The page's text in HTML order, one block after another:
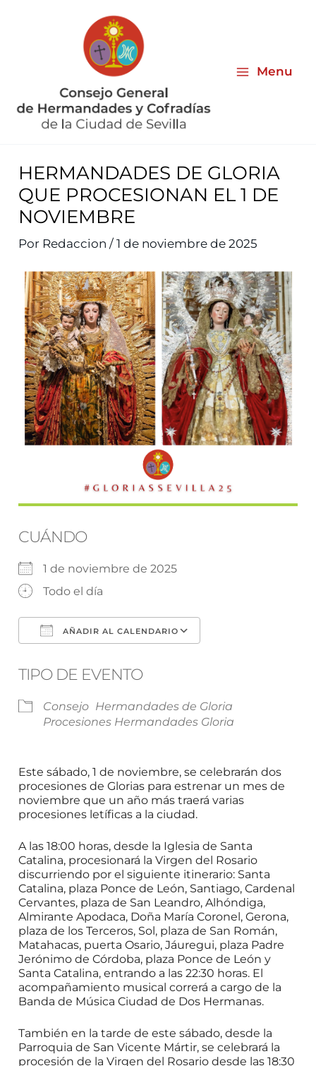
Menu
HERMANDADES DE GLORIA
QUE PROCESIONAN EL 1 DE
NOVIEMBRE
Por Redaccion/1 de noviembre de 2025
CUÁNDO
1 de noviembre de 2025
Todo el día
AÑADIR AL CALENDARIO
TIPO DE EVENTO
Consejo Hermandades de Gloria
Procesiones Hermandades Gloria
Este sábado, 1 de noviembre, se celebrarán dos
procesiones de Glorias para estrenar un mes de
noviembre que un año más traerá varias
procesiones letíficas a la ciudad.
A las 18:00 horas, desde la Iglesia de Santa
Catalina, procesionará la Virgen del Rosario
discurriendo por el siguiente itinerario: Santa
Catalina, plaza Ponce de León, Santiago, Cardenal
Cervantes, plaza de San Leandro, Alhóndiga,
Almirante Apodaca, Doña María Coronel, Gerona,
plaza de los Terceros, Sol, plaza de San Román,
Matahacas, puerta Osario, Jáuregui, plaza Padre
Jerónimo de Córdoba, plaza Ponce de León y
Santa Catalina, entrando a las 22:30 horas. El
acompañamiento musical correrá a cargo de la
Banda de Música Ciudad de Dos Hermanas.
También en la tarde de este sábado, desde la
Parroquia de San Vicente Mártir, se celebrará la
procesión de la Virgen del Rosario desde las 18:30